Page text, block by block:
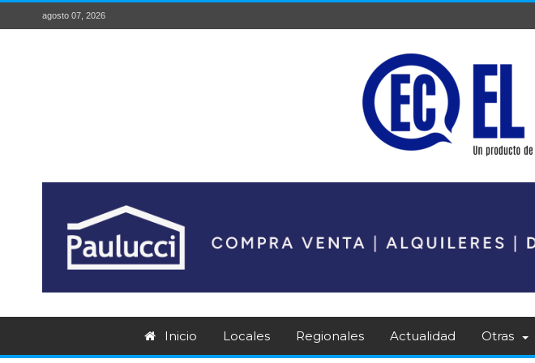
agosto 07, 2026
Inicio Locales Regionales Actualidad Otras